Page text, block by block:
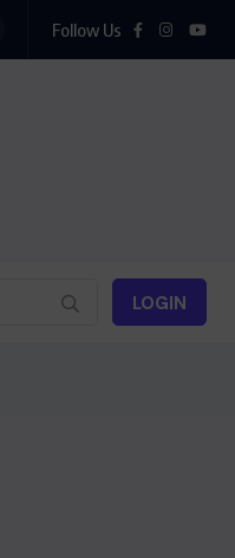
Follow Us
LOGIN